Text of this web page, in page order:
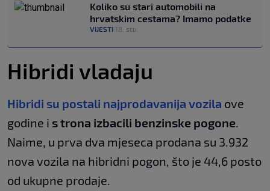
Koliko su stari automobili na
hrvatskim cestama? Imamo podatke
VIJESTI 18. stu.
Hibridi vladaju
Hibridi su postali najprodavanija vozila ove
godine i s trona izbacili benzinske pogone.
Naime, u prva dva mjeseca prodana su 3.932
nova vozila na hibridni pogon, što je 44,6 posto
od ukupne prodaje.